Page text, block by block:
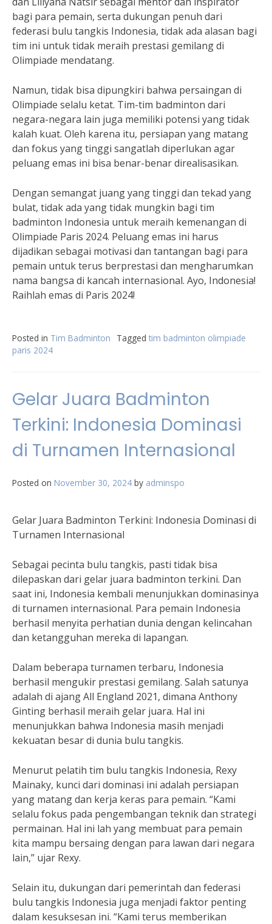
bagi para pemain, serta dukungan penuh dari
federasi bulu tangkis Indonesia, tidak ada alasan bagi
tim ini untuk tidak meraih prestasi gemilang di
Olimpiade mendatang.
Namun, tidak bisa dipungkiri bahwa persaingan di
Olimpiade selalu ketat. Tim-tim badminton dari
negara-negara lain juga memiliki potensi yang tidak
kalah kuat. Oleh karena itu, persiapan yang matang
dan fokus yang tinggi sangatlah diperlukan agar
peluang emas ini bisa benar-benar direalisasikan.
Dengan semangat juang yang tinggi dan tekad yang
bulat, tidak ada yang tidak mungkin bagi tim
badminton Indonesia untuk meraih kemenangan di
Olimpiade Paris 2024. Peluang emas ini harus
dijadikan sebagai motivasi dan tantangan bagi para
pemain untuk terus berprestasi dan mengharumkan
nama bangsa di kancah internasional. Ayo, Indonesia!
Raihlah emas di Paris 2024!
Posted in Tim Badminton Tagged tim badminton olimpiade
paris 2024
Gelar Juara Badminton
Terkini: Indonesia Dominasi
di Turnamen Internasional
Posted on November 30, 2024 by adminspo
Gelar Juara Badminton Terkini: Indonesia Dominasi di
Turnamen Internasional
Sebagai pecinta bulu tangkis, pasti tidak bisa
dilepaskan dari gelar juara badminton terkini. Dan
saat ini, Indonesia kembali menunjukkan dominasinya
di turnamen internasional. Para pemain Indonesia
berhasil menyita perhatian dunia dengan kelincahan
dan ketangguhan mereka di lapangan.
Dalam beberapa turnamen terbaru, Indonesia
berhasil mengukir prestasi gemilang. Salah satunya
adalah di ajang All England 2021, dimana Anthony
Ginting berhasil meraih gelar juara. Hal ini
menunjukkan bahwa Indonesia masih menjadi
kekuatan besar di dunia bulu tangkis.
Menurut pelatih tim bulu tangkis Indonesia, Rexy
Mainaky, kunci dari dominasi ini adalah persiapan
yang matang dan kerja keras para pemain. “Kami
selalu fokus pada pengembangan teknik dan strategi
permainan. Hal ini lah yang membuat para pemain
kita mampu bersaing dengan para lawan dari negara
lain,” ujar Rexy.
Selain itu, dukungan dari pemerintah dan federasi
bulu tangkis Indonesia juga menjadi faktor penting
dalam kesuksesan ini. “Kami terus memberikan